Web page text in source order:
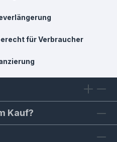
für Verbraucher
Kauf?